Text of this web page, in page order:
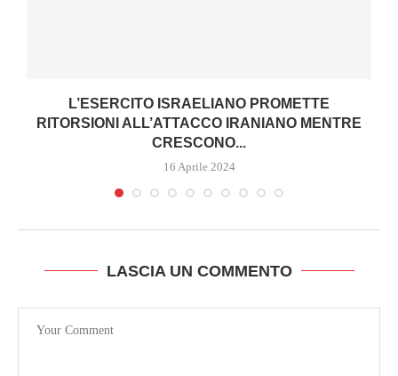
L’ESERCITO ISRAELIANO PROMETTE
RITORSIONI ALL’ATTACCO IRANIANO MENTRE
CRESCONO...
16 Aprile 2024
LASCIA UN COMMENTO